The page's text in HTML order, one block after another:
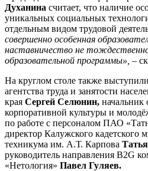
Духанина считает, что наличие
уникальных социальных
отдельным видом трудовой
совершенно особенная
наставничество не
образовательной программы», –
На круглом столе также
агентства труда и занятости
края Сергей Селюнин, начальник
корпоративной культуры и
по работе с персоналом ПАО
директор Калужского кадетского
техникума им. А.Т. Карпова
руководитель направления B2G
«Нетология» Павел Гуляев.